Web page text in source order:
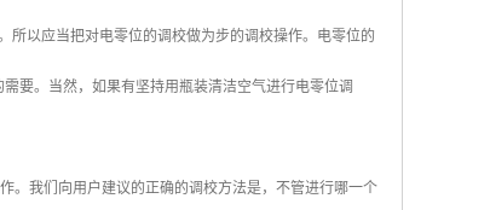
所以应当把对电零位的调校做为步的调校操作。电零位的
要。当然，如果有坚持用瓶装清洁空气进行电零位调
。我们向用户建议的正确的调校方法是，不管进行哪一个